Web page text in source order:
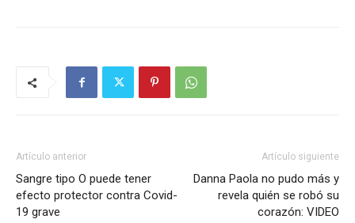
Artículo anterior
Sangre tipo O puede tener
efecto protector contra Covid-
19 grave
Artículo siguiente
Danna Paola no pudo más y
revela quién se robó su
corazón: VIDEO